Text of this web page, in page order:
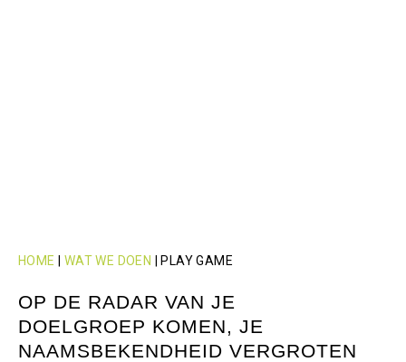
HOME WAT WE DOEN PLAY GAME
OP DE RADAR VAN JE
DOELGROEP KOMEN, JE
NAAMSBEKENDHEID VERGROTEN